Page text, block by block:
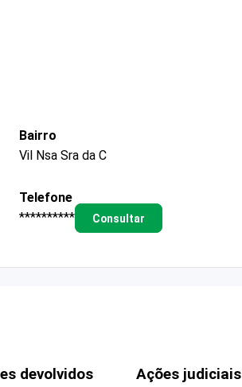
Bairro
Vil Nsa Sra da C
Telefone
**********
Consultar
devolvidos Ações judiciais